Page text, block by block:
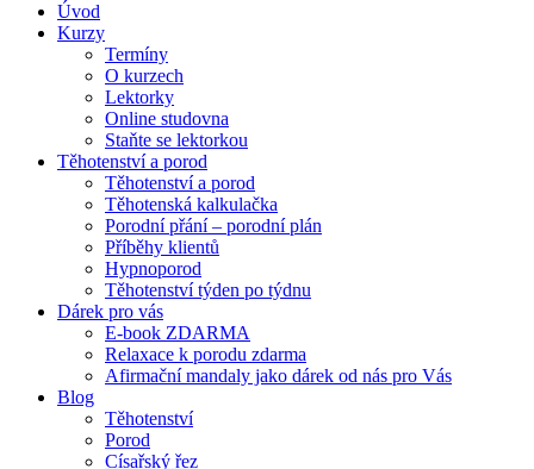
Úvod
Kurzy
Termíny
O kurzech
Lektorky
Online studovna
Staňte se lektorkou
Těhotenství a porod
Těhotenství a porod
Těhotenská kalkulačka
Porodní přání – porodní plán
Příběhy klientů
Hypnoporod
Těhotenství týden po týdnu
Dárek pro vás
E-book ZDARMA
Relaxace k porodu zdarma
Afirmační mandaly jako dárek od nás pro Vás
Blog
Těhotenství
Porod
Císařský řez